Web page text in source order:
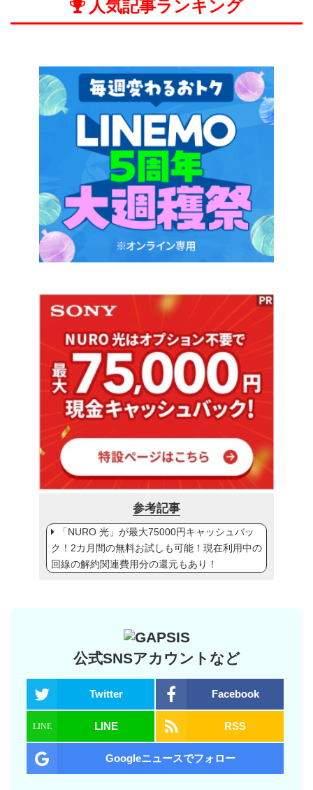
人気記事ランキング
参考記事
「NURO 光」が最大75000円キャッシュバッ
ク！2カ月間の無料お試しも可能！現在利用中の
回線の解約関連費用分の還元もあり！
公式SNSアカウントなど
Twitter Facebook
LINE RSS
Googleニュースでフォロー